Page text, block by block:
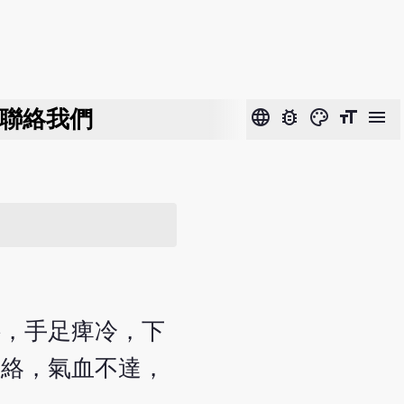
聯絡我們 language bug_report color_lens format_size menu
手足痺冷，下
，氣血不達，